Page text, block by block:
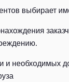
выбирает
и необходимых